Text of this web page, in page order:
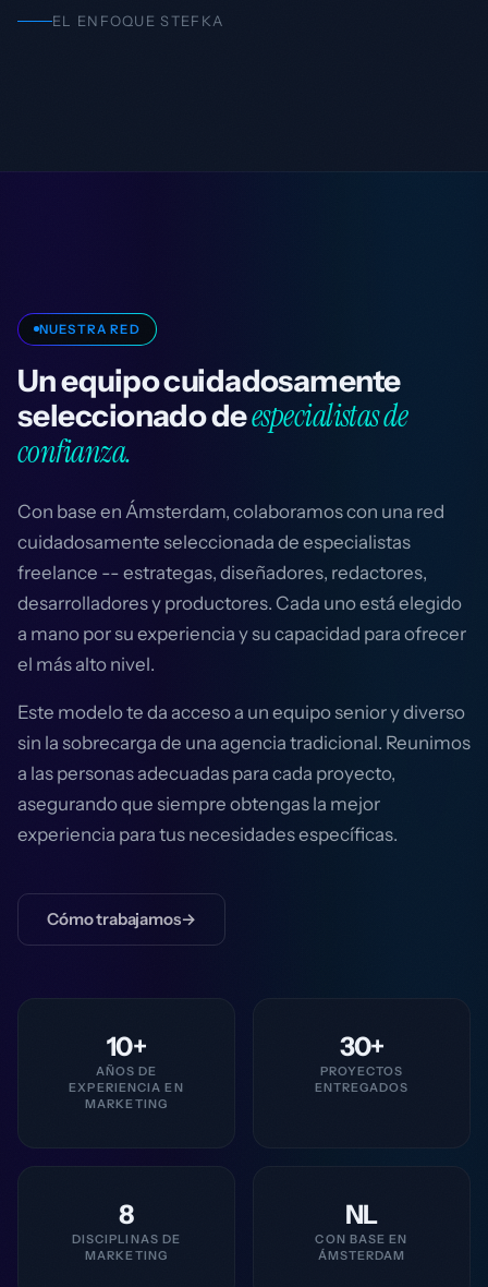
EL ENFOQUE STEFKA
NUESTRA RED
Un equipo cuidadosamente
seleccionado deespecialistas de
confianza.
Con base en Ámsterdam, colaboramos con una red
cuidadosamente seleccionada de especialistas
freelance -- estrategas, diseñadores, redactores,
desarrolladores y productores. Cada uno está elegido
a mano por su experiencia y su capacidad para ofrecer
el más alto nivel.
Este modelo te da acceso a un equipo senior y diverso
sin la sobrecarga de una agencia tradicional. Reunimos
a las personas adecuadas para cada proyecto,
asegurando que siempre obtengas la mejor
experiencia para tus necesidades específicas.
Cómo trabajamos→
10+
AÑOS DE
EXPERIENCIA EN
MARKETING
30+
PROYECTOS
ENTREGADOS
8
DISCIPLINAS DE
MARKETING
NL
CON BASE EN
ÁMSTERDAM